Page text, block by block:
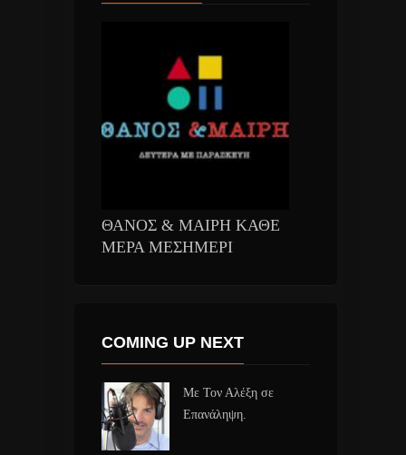
ΘΑΝΟΣ & ΜΑΙΡΗ ΚΑΘΕ
ΜΕΡΑ ΜΕΣΗΜΕΡΙ
COMING UP NEXT
Με Τον Αλέξη σε
Επανάληψη.